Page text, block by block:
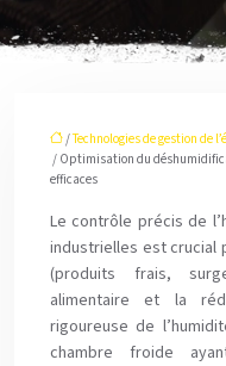
/Technologies de gestion de
/ Optimisation du
efficaces
Le contrôle précis de
industrielles est crucial
(produits frais,
alimentaire et la
rigoureuse de
chambre froide